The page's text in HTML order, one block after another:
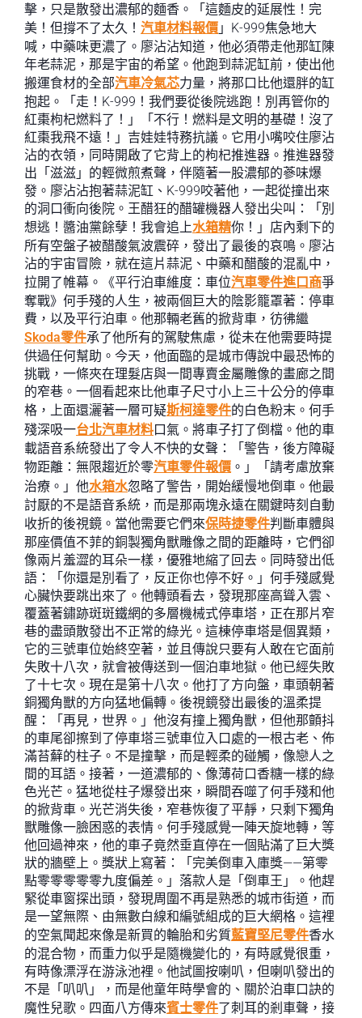
擊，只是散發出濃郁的麵香。「這麵皮的延展性！完
美！但撐不了太久！ 汽車材料報價 」K-999焦急地大
喊，中藥味更濃了。廖沾沾知道，他必須帶走他那缸陳
年老蒜泥，那是宇宙的希望。他跑到蒜泥缸前，使出他
搬運食材的全部汽車冷氣芯力量，將那口比他還胖的缸
抱起。「走！K-999！我們要從後院逃跑！別再管你的
紅棗枸杞燃料了！」「不行！燃料是文明的基礎！沒了
紅棗我飛不遠！」吉娃娃特務抗議。它用小嘴咬住廖沾
沾的衣領，同時開啟了它背上的枸杞推進器。推進器發
出「滋滋」的輕微煎煮聲，伴隨著一股濃郁的蔘味爆
發。廖沾沾抱著蒜泥缸、K-999咬著他，一起從撞出來
的洞口衝向後院。王醋狂的醋罐機器人發出尖叫：「別
想逃！醬油黨餘孽！我會追上水箱精你！」店內剩下的
所有空盤子被醋酸氣波震碎，發出了最後的哀鳴。廖沾
沾的宇宙冒險，就在這片蒜泥、中藥和醋酸的混亂中，
拉開了帷幕。《平行泊車維度：車位汽車零件進口商爭
奪戰》何手殘的人生，被兩個巨大的陰影籠罩著：停車
費，以及平行泊車。他那輛老舊的掀背車，彷彿繼
Skoda零件承了他所有的駕駛焦慮，從未在他需要時提
供過任何幫助。今天，他面臨的是城市傳說中最恐怖的
挑戰，一條夾在理髮店與一間專賣金屬雕像的畫廊之間
的窄巷。一個看起來比他車子尺寸小上三十公分的停車
格，上面還灑著一層可疑斯柯達零件的白色粉末。何手
殘深吸一台北汽車材料口氣。將車子打了倒檔。他的車
載語音系統發出了令人不快的女聲：「警告，後方障礙
物距離：無限趨近於零汽車零件報價 。」「請考慮放棄
治療。」他水箱水忽略了警告，開始緩慢地倒車。他最
討厭的不是語音系統，而是那兩塊永遠在關鍵時刻自動
收折的後視鏡。當他需要它們來保時捷零件判斷車體與
那座價值不菲的銅製獨角獸雕像之間的距離時，它們卻
像兩片羞澀的耳朵一樣，優雅地縮了回去。同時發出低
語：「你還是別看了，反正你也停不好。」何手殘感覺
心臟快要跳出來了。他轉頭看去，發現那座高聳入雲、
覆蓋著鏽跡斑斑鐵網的多層機械式停車塔，正在那片窄
巷的盡頭散發出不正常的綠光。這棟停車塔是個異類，
它的三號車位始終空著，並且傳說只要有人敢在它面前
失敗十八次，就會被傳送到一個泊車地獄。他已經失敗
了十七次。現在是第十八次。他打了方向盤，車頭朝著
銅獨角獸的方向猛地偏轉。後視鏡發出最後的溫柔提
醒：「再見，世界。」他沒有撞上獨角獸，但他那顫抖
的車尾卻擦到了停車塔三號車位入口處的一根古老、佈
滿苔蘚的柱子。不是撞擊，而是輕柔的碰觸，像戀人之
間的耳語。接著，一道濃郁的、像薄荷口香糖一樣的綠
色光芒。猛地從柱子爆發出來，瞬間吞噬了何手殘和他
的掀背車。光芒消失後，窄巷恢復了平靜，只剩下獨角
獸雕像一臉困惑的表情。何手殘感覺一陣天旋地轉，等
他回過神來，他的車子竟然垂直停在一個貼滿了巨大獎
狀的牆壁上。獎狀上寫著：「完美倒車入庫獎——第零
點零零零零零九度偏差。」落款人是「倒車王」。他趕
緊從車窗探出頭，發現周圍不再是熟悉的城市街道，而
是一望無際、由無數白線和編號組成的巨大網格。這裡
的空氣聞起來像是新買的輪胎和劣質藍寶堅尼零件香水
的混合物，而重力似乎是隨機變化的，有時感覺很重，
有時像漂浮在游泳池裡。他試圖按喇叭，但喇叭發出的
不是「叭叭」，而是他童年時學會的、關於泊車口訣的
魔性兒歌。四面八方傳來賓士零件了刺耳的剎車聲，接